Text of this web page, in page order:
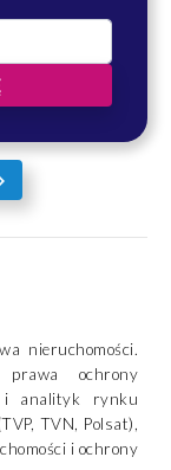
nieruchomości.
ochrony
i analityk rynku
TVN, Polsat),
i ochrony